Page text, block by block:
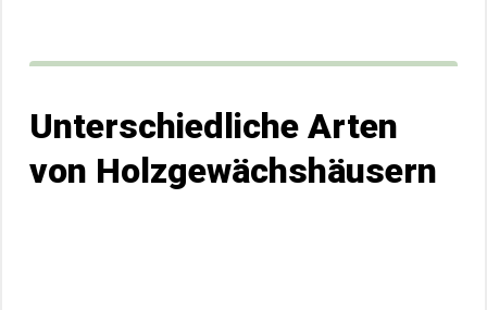
Unterschiedliche Arten
von Holzgewächshäusern